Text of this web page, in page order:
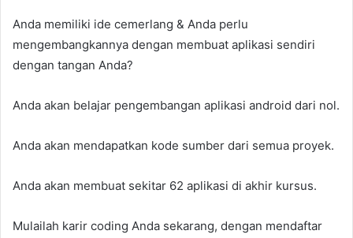
Anda memiliki ide cemerlang & Anda perlu
mengembangkannya dengan membuat aplikasi sendiri
dengan tangan Anda?
Anda akan belajar pengembangan aplikasi android dari nol.
Anda akan mendapatkan kode sumber dari semua proyek.
Anda akan membuat sekitar 62 aplikasi di akhir kursus.
Mulailah karir coding Anda sekarang, dengan mendaftar